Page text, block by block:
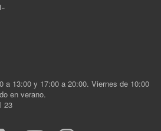
.
a 13:00 y 17:00 a 20:00. Viernes de 10:00
en verano.
23